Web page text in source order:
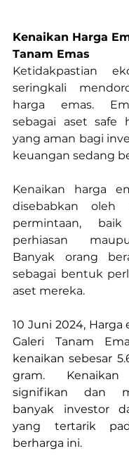
Kenaikan Harga
Tanam Emas
Ketidakpastian
seringkali
harga emas.
sebagai aset safe
yang aman bagi
keuangan sedang
Kenaikan harga
disebabkan oleh
permintaan,
perhiasan
Banyak orang
sebagai bentuk
aset mereka.
10 Juni 2024, Harga
Galeri Tanam
kenaikan sebesar
gram.
signifikan dan
banyak investor
yang tertarik
berharga ini.